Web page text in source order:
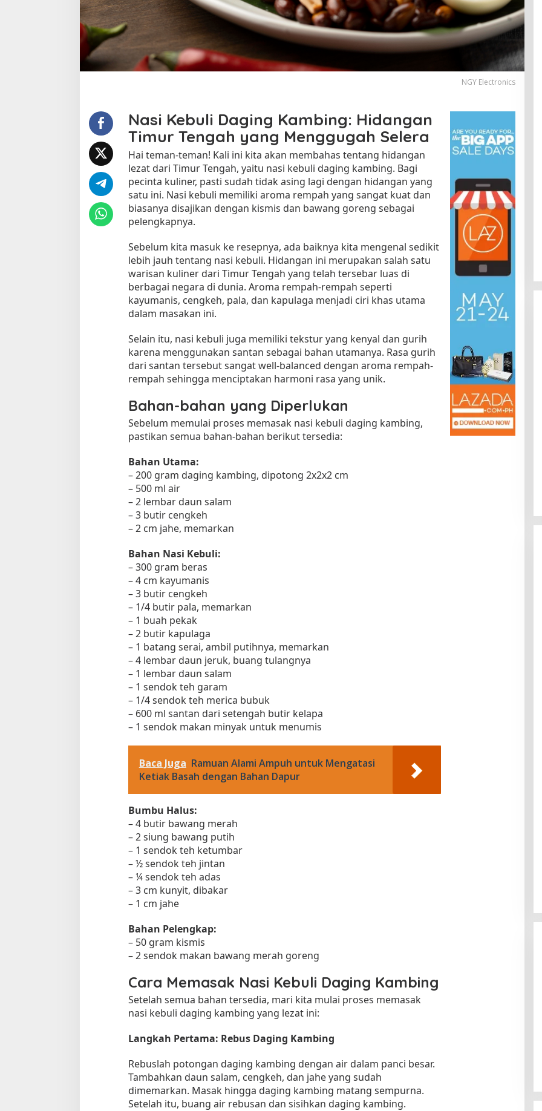
A
r
a
a
m
u
r
T
e
n
g
a
NGY Electronics
Nasi Kebuli Daging Kambing: Hidangan
Timur Tengah yang Menggugah Selera
Hai teman-teman! Kali ini kita akan membahas tentang hidangan
lezat dari Timur Tengah, yaitu nasi kebuli daging kambing. Bagi
pecinta kuliner, pasti sudah tidak asing lagi dengan hidangan yang
satu ini. Nasi kebuli memiliki aroma rempah yang sangat kuat dan
biasanya disajikan dengan kismis dan bawang goreng sebagai
pelengkapnya.
Sebelum kita masuk ke resepnya, ada baiknya kita mengenal sedikit
lebih jauh tentang nasi kebuli. Hidangan ini merupakan salah satu
warisan kuliner dari Timur Tengah yang telah tersebar luas di
berbagai negara di dunia. Aroma rempah-rempah seperti
kayumanis, cengkeh, pala, dan kapulaga menjadi ciri khas utama
dalam masakan ini.
Selain itu, nasi kebuli juga memiliki tekstur yang kenyal dan gurih
karena menggunakan santan sebagai bahan utamanya. Rasa gurih
dari santan tersebut sangat well-balanced dengan aroma rempah-
rempah sehingga menciptakan harmoni rasa yang unik.
Bahan-bahan yang Diperlukan
Sebelum memulai proses memasak nasi kebuli daging kambing,
pastikan semua bahan-bahan berikut tersedia:
Bahan Utama:
– 200 gram daging kambing, dipotong 2x2x2 cm
– 500 ml air
– 2 lembar daun salam
– 3 butir cengkeh
– 2 cm jahe, memarkan
Bahan Nasi Kebuli:
– 300 gram beras
– 4 cm kayumanis
– 3 butir cengkeh
– 1/4 butir pala, memarkan
– 1 buah pekak
– 2 butir kapulaga
– 1 batang serai, ambil putihnya, memarkan
– 4 lembar daun jeruk, buang tulangnya
– 1 lembar daun salam
– 1 sendok teh garam
– 1/4 sendok teh merica bubuk
– 600 ml santan dari setengah butir kelapa
– 1 sendok makan minyak untuk menumis
Baca Juga Ramuan Alami Ampuh untuk Mengatasi
Ketiak Basah dengan Bahan Dapur
Bumbu Halus:
– 4 butir bawang merah
– 2 siung bawang putih
– 1 sendok teh ketumbar
– ½ sendok teh jintan
– ¼ sendok teh adas
– 3 cm kunyit, dibakar
– 1 cm jahe
Bahan Pelengkap:
– 50 gram kismis
– 2 sendok makan bawang merah goreng
Cara Memasak Nasi Kebuli Daging Kambing
Setelah semua bahan tersedia, mari kita mulai proses memasak
nasi kebuli daging kambing yang lezat ini:
Langkah Pertama: Rebus Daging Kambing
Rebuslah potongan daging kambing dengan air dalam panci besar.
Tambahkan daun salam, cengkeh, dan jahe yang sudah
dimemarkan. Masak hingga daging kambing matang sempurna.
Setelah itu, buang air rebusan dan sisihkan daging kambing.
Tempat Makan All You Can Eat di
Di Daerah, Jambi, Travel | 3 Januari 2025
Tempat Makan Kepiting di Jambi
| 3 Januari 2025